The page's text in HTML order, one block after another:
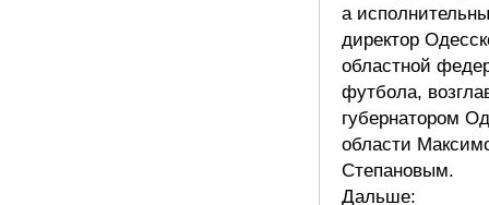
а
директор
областной
футбола,
губернатором
области
Степановым.
Дальше: